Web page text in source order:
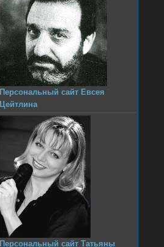
Персональный сайт Евсея
Цейтлина
Персональный сайт Татьяны